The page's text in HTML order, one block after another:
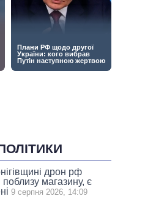
дрон рф
магазину, є
9 серпня 2026, 14:09